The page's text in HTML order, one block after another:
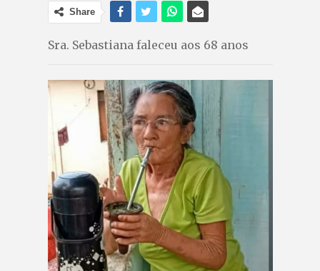
Share
Sra. Sebastiana faleceu aos 68 anos